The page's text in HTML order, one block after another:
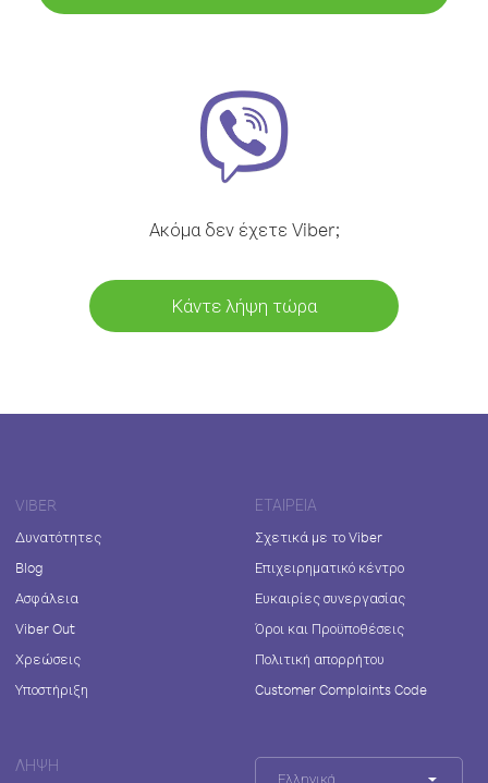
Ακόμα δεν έχετε Viber;
Κάντε λήψη τώρα
VIBER
Δυνατότητες
Blog
Ασφάλεια
Viber Out
Χρεώσεις
Υποστήριξη
ΕΤΑΙΡΕΊΑ
Σχετικά με το Viber
Επιχειρηματικό κέντρο
Ευκαιρίες συνεργασίας
Όροι και Προϋποθέσεις
Πολιτική απορρήτου
Customer Complaints Code
ΛΉΨΗ
Ελληνικά